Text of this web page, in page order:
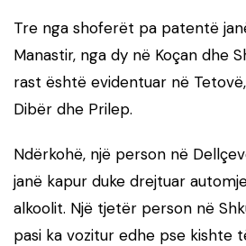
Tre nga shoferët pa patentë
Manastir, nga dy në Koçan dhe
rast është evidentuar në
Dibër dhe Prilep.
Ndërkohë, një person në
janë kapur duke drejtuar
alkoolit. Një tjetër person në
pasi ka vozitur edhe pse kishte